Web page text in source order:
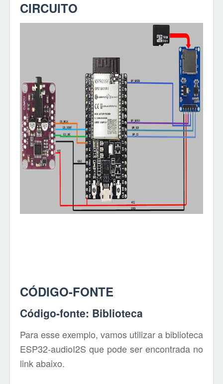
CIRCUITO
CÓDIGO-FONTE
Código-fonte: Biblioteca
Para esse exemplo, vamos utilizar a biblioteca
ESP32-audioI2S que pode ser encontrada no
link abaixo.